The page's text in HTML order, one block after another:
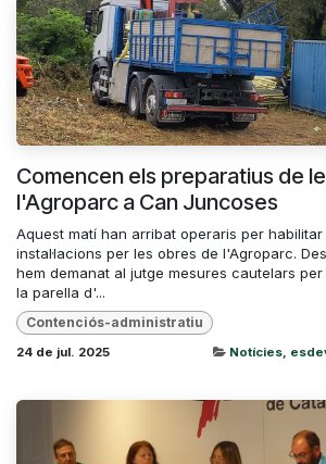
Comencen els preparatius de
l'Agroparc a Can Juncoses
Aquest matí han arribat operaris per habilitar
instal·lacions per les obres de l'Agroparc.
hem demanat al jutge mesures cautelars
la parella d'...
Contenciós-administratiu
24 de jul. 2025 Notícies,